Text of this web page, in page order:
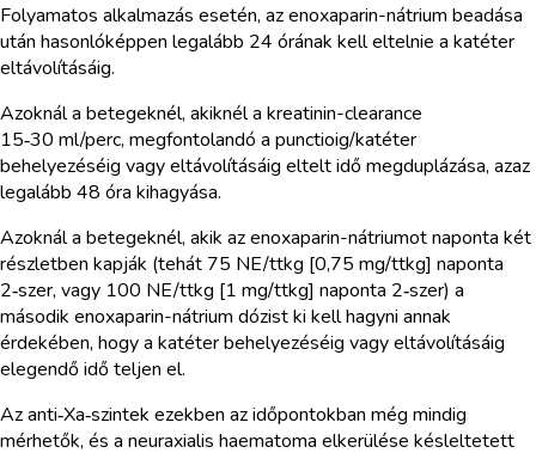
Folyamatos alkalmazás esetén, az enoxaparin-nátrium beadása
után hasonlóképpen legalább 24 órának kell eltelnie a katéter
eltávolításáig.
Azoknál a betegeknél, akiknél a kreatinin-clearance
15‑30 ml/perc, megfontolandó a punctioig/katéter
behelyezéséig vagy eltávolításáig eltelt idő megduplázása, azaz
legalább 48 óra kihagyása.
Azoknál a betegeknél, akik az enoxaparin-nátriumot naponta két
részletben kapják (tehát 75 NE/ttkg [0,75 mg/ttkg] naponta
2‑szer, vagy 100 NE/ttkg [1 mg/ttkg] naponta 2‑szer) a
második enoxaparin-nátrium dózist ki kell hagyni annak
érdekében, hogy a katéter behelyezéséig vagy eltávolításáig
elegendő idő teljen el.
Az anti‑Xa‑szintek ezekben az időpontokban még mindig
mérhetők, és a neuraxialis haematoma elkerülése késleltetett